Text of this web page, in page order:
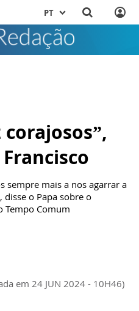
PT
corajosos”,
sempre mais a nos agarrar a
disse o Papa sobre o
Tempo Comum
em 24 JUN 2024 - 10H46)